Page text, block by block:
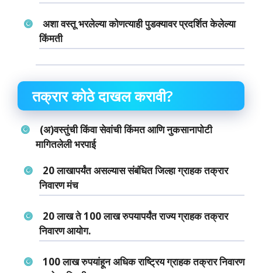
अशा वस्‍तू भरलेल्‍या कोणत्‍याही पुडक्‍यावर प्रदर्शित केलेल्‍या
किंमती
तक्रार कोठे दाखल करावी?
(अ)वस्‍तुंची किंवा सेवांची किंमत आणि नुकसानापोटी
मागितलेली भरपाई
20 लाखापर्यंत असल्‍यास संबंधित जिल्‍हा ग्राहक तक्रार
निवारण मंच
20 लाख ते 100 लाख रुपयापर्यंत राज्‍य ग्राहक तक्रार
निवारण आयोग.
100 लाख रुपयांहून अधिक राष्ट्रिय ग्राहक तक्रार निवारण